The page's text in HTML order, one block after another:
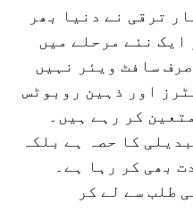
ترقی نے دنیا بھر
نئے مرحلے میں
سافٹ ویئر نہیں
اور ذہین روبوٹس
کر رہے ہیں۔
کا حصہ ہے بلکہ
بھی کر رہا ہے۔
طلب سے لے کر